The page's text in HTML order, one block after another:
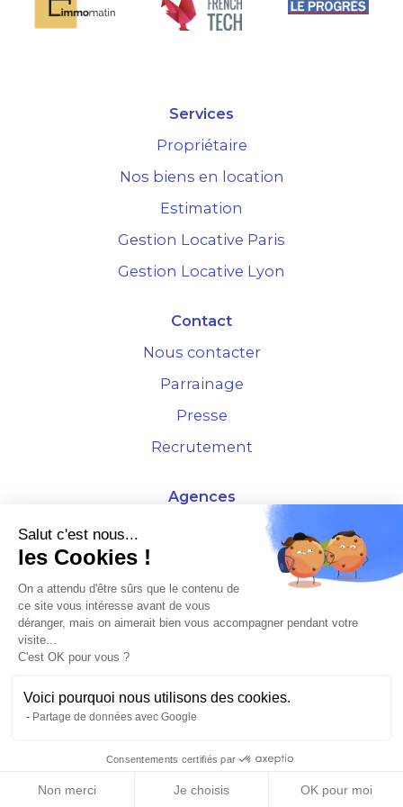
Services
Propriétaire
Nos biens en location
Estimation
Gestion Locative Paris
Gestion Locative Lyon
Contact
Nous contacter
Parrainage
Presse
Recrutement
Agences
4 Rue de la Bourse - 69001 Lyon
10 rue d'Austerlitz - 75012 Paris
À L'HORIZON 2025
©2026 Plusse. Tous droits réservés.
Mentions légales & CGUPolitique de confidentialité
Salut c'est nous...
les Cookies !
On a attendu d'être sûrs que le contenu de
ce site vous intéresse avant de vous
déranger, mais on aimerait bien vous accompagner pendant votre
visite...
C'est OK pour vous ?
Voici pourquoi nous utilisons des cookies.
Partage de données avec Google
Consentements certifiés par
Non merci Je choisis OK pour moi